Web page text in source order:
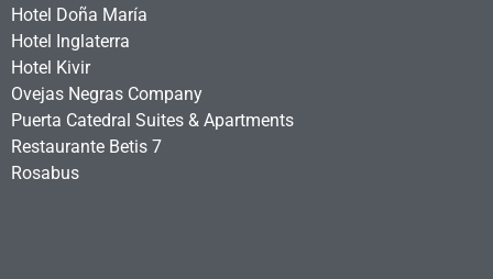
Hotel Doña María
Hotel Inglaterra
Hotel Kivir
Ovejas Negras Company
Puerta Catedral Suites & Apartments
Restaurante Betis 7
Rosabus